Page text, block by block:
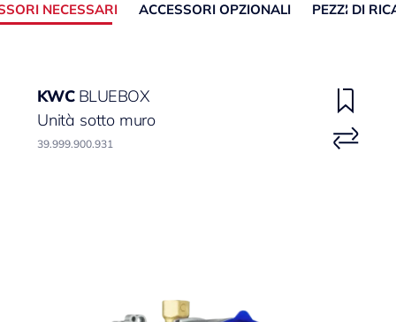
NECESSARI ACCESSORI OPZIONALI PEZZI DI
KWC BLUEBOX
Unità sotto muro
39.999.900.931